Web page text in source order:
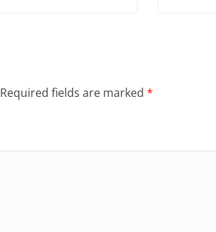
Required fields are marked *